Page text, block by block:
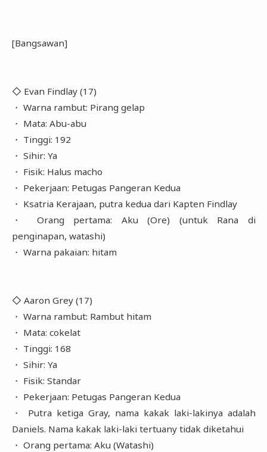
[Bangsawan]
◇ Evan Findlay (17)
・ Warna rambut: Pirang gelap
・ Mata: Abu-abu
・ Tinggi: 192
・ Sihir: Ya
・ Fisik: Halus macho
・ Pekerjaan: Petugas Pangeran Kedua
・ Ksatria Kerajaan, putra kedua dari Kapten Findlay
・ Orang pertama: Aku (Ore) (untuk Rana di
penginapan, watashi)
・ Warna pakaian: hitam
◇ Aaron Grey (17)
・ Warna rambut: Rambut hitam
・ Mata: cokelat
・ Tinggi: 168
・ Sihir: Ya
・ Fisik: Standar
・ Pekerjaan: Petugas Pangeran Kedua
・ Putra ketiga Gray, nama kakak laki-lakinya adalah
Daniels. Nama kakak laki-laki tertuany tidak diketahui
・ Orang pertama: Aku (Watashi)